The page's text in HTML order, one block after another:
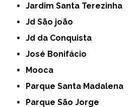
Jardim Santa Terezinha
Jd São joão
Jd da Conquista
José Bonifácio
Mooca
Parque Santa Madalena
Parque São Jorge